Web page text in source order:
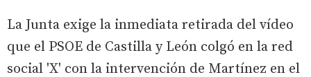
La Junta exige la inmediata retirada del vídeo
que el PSOE de Castilla y León colgó en la red
social 'X' con la intervención de Martínez en el